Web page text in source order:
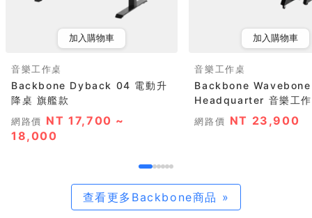
加入購物車
音樂工作桌
Backbone Dyback 04 電動升
降桌 旗艦款
網路價 NT 17,700 ~
18,000
加入購物車
音樂工作桌
Backbone Wavebone
Headquarter 音樂工
網路價 NT 23,900
查看更多Backbone商品 »